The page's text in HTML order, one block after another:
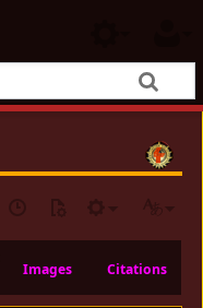
Images Citations